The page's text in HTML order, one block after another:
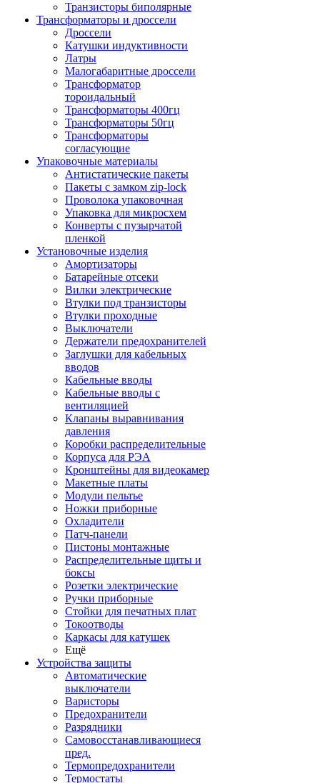
Транзисторы биполярные
Трансформаторы и дроссели
Дроссели
Катушки индуктивности
Латры
Малогабаритные дроссели
Трансформатор
тороидальный
Трансформаторы 400гц
Трансформаторы 50гц
Трансформаторы
согласующие
Упаковочные материалы
Антистатические пакеты
Пакеты с замком zip-lock
Проволока упаковочная
Упаковка для микросхем
Конверты с пузырчатой
пленкой
Установочные изделия
Амортизаторы
Батарейные отсеки
Вилки электрические
Втулки под транзисторы
Втулки проходные
Выключатели
Держатели предохранителей
Заглушки для кабельных
вводов
Кабельные вводы
Кабельные вводы с
вентиляцией
Клапаны выравнивания
давления
Коробки распределительные
Корпуса для РЭА
Кронштейны для видеокамер
Макетные платы
Модули пельтье
Ножки приборные
Охладители
Патч-панели
Пистоны монтажные
Распределительные щиты и
боксы
Розетки электрические
Ручки приборные
Стойки для печатных плат
Токоотводы
Каркасы для катушек
Ещё
Устройства защиты
Автоматические
выключатели
Варисторы
Предохранители
Разрядники
Самовосстанавливающиеся
пред.
Термопредохранители
Термостаты